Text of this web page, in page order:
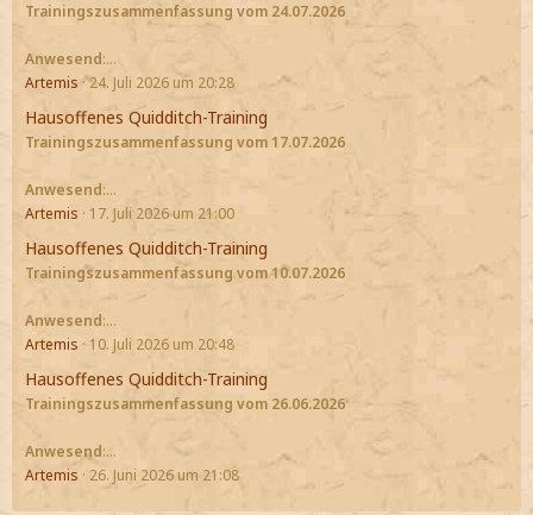
Trainingszusammenfassung vom 24.07.2026
Anwesend:…
Artemis 24. Juli 2026 um 20:28
Hausoffenes Quidditch-Training
Trainingszusammenfassung vom 17.07.2026
Anwesend:…
Artemis
17. Juli 2026 um 21:00
Hausoffenes Quidditch-Training
Trainingszusammenfassung vom 10.07.2026
Anwesend:…
Artemis
10. Juli 2026 um 20:48
Hausoffenes Quidditch-Training
Trainingszusammenfassung vom 26.06.2026
Anwesend:…
Artemis
26. Juni 2026 um 21:08